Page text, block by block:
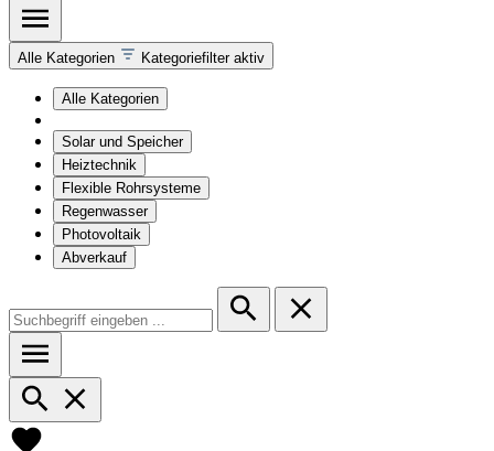
Alle Kategorien Kategoriefilter aktiv
Alle Kategorien
Solar und Speicher
Heiztechnik
Flexible Rohrsysteme
Regenwasser
Photovoltaik
Abverkauf